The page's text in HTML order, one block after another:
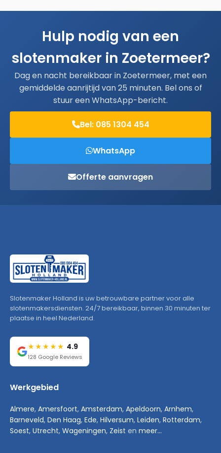
Hulp nodig van een
slotenmaker in Zoetermeer?
Dag en nacht bereikbaar in Zoetermeer, met een
gemiddelde aanrijtijd van 25 minuten. Bel ons of
stuur een WhatsApp-bericht.
Bel: 085 1304 454
WhatsApp
Offerte aanvragen
Slotenmaker Holland is uw betrouwbare partner voor alle
slotenmakersdiensten. 24/7 bereikbaar, binnen 30 minuten ter
plaatse in heel Nederland.
★★★★★ 4.9
128 Google Reviews
Werkgebied
Almere, Amersfoort, Amsterdam, Apeldoorn, Arnhem,
Barneveld, Den Haag, Ede, Hilversum, Leiden, Rotterdam,
Soest, Utrecht, Wageningen, Zeist en meer...